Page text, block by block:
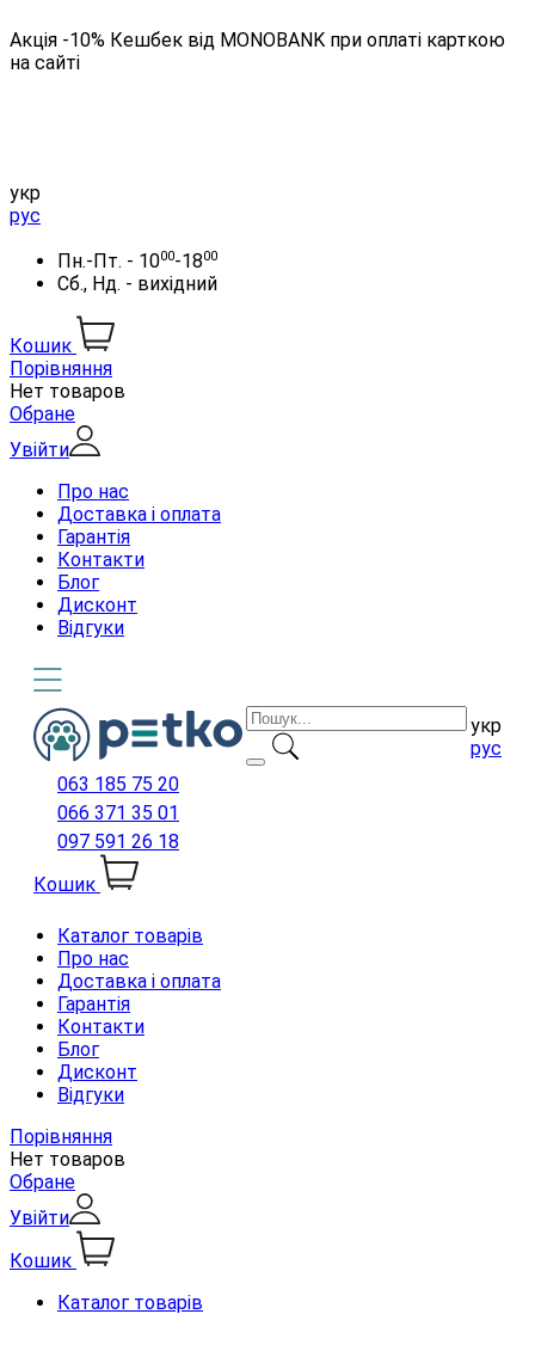
Акція -10% Кешбек від MONOBANK при оплаті карткою
на сайті
укр
рус
Пн.-Пт. - 1000-1800
Сб., Нд. - вихідний
Кошик
Порівняння
Нет товаров
Обране
Увійти
Про нас
Доставка і оплата
Гарантія
Контакти
Блог
Дисконт
Відгуки
укр
рус
063 185 75 20
066 371 35 01
097 591 26 18
Кошик
Каталог товарів
Про нас
Доставка і оплата
Гарантія
Контакти
Блог
Дисконт
Відгуки
Порівняння
Нет товаров
Обране
Увійти
Кошик
Каталог товарів